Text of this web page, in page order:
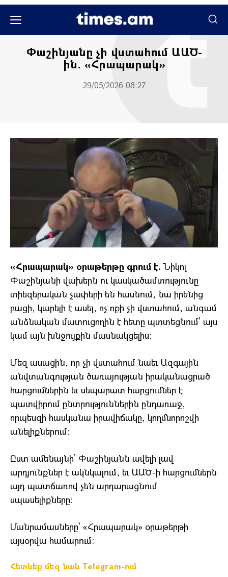
Փաշինյանը չի վստահում ԱԱԾ-
ին. «Հրապարակ»
29/05/2026 08:27
«Հրապարակ» օրաթերթը գրում է. Նիկոլ
Փաշինյանի վախերն ու կասկածամտությունը
տիեզերական չափերի են հասնում, նա իրենից
բացի, կարելի է ասել, ոչ ոքի չի վստահում, անգամ
անձնական մատուցողին է հետը պտտեցնում՝ այս
կամ այն խնջույքին մասնակցելիս։
Մեզ ասացին, որ չի վստահում նաեւ Ազգային
անվտանգության ծառայության իրականացրած
հարցումներին եւ սեպարատ հարցումներ է
պատվիրում ընտրություններին ընդառաջ,
որպեսզի հասկանա իրավիճակը, կողմնորոշվի
անելիքներում։
Ըստ ամենայնի՝ Փաշինյանն ավելի լավ
արդյունքներ է ակնկալում, եւ ԱԱԾ-ի հարցումներն
այդ պատճառով չեն արդարացնում
սպասելիքները։
Մանրամասները՝ «Հրապարակ» օրաթերթի
այսօրվա համարում:
Հետևեք մեզ նաև Telegram-ում